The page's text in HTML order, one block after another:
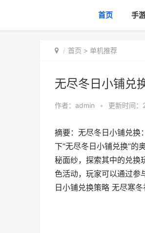
首页 手
首页 > 单机推荐
无尽冬日小铺兑
作者： admin • 更新时间
摘要：无尽冬日小铺兑换
下“无尽冬日小铺兑换”的
秘面纱，探索其中的兑换
色活动，玩家可以通过参
日小铺兑换策略 无尽寒